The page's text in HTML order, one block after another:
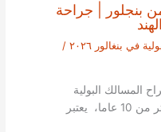
بنجلور | جراحة
في بنغالور ٢٠٢٦
/
المسالك البولية
والبروستات في بنغالور. مع خبرة أكثر من 10 عاما، يعتبر